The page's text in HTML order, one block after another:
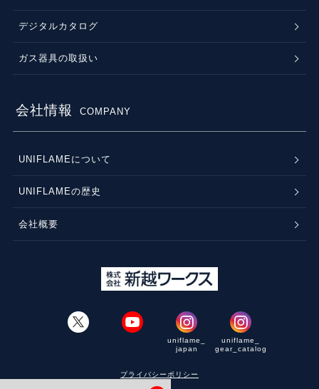
デジタルカタログ
ガス器具の取扱い
会社情報 COMPANY
UNIFLAMEについて
UNIFLAMEの歴史
会社概要
uniflame_
japan
uniflame_
gear_catalog
プライバシーポリシー